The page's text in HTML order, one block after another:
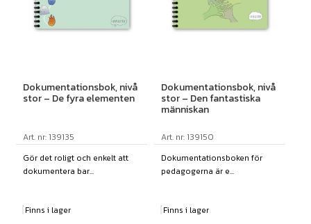
Dokumentationsbok, nivå
stor – De fyra elementen
Art. nr: 139135
Gör det roligt och enkelt att
dokumentera bar...
Finns i lager
Dokumentationsbok, nivå
stor – Den fantastiska
människan
Art. nr: 139150
Dokumentationsboken för
pedagogerna är e...
Finns i lager